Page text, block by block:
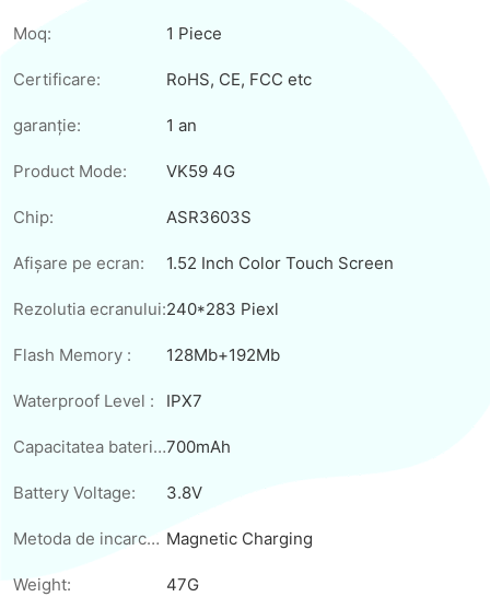
Moq: 1 Piece
Certificare: RoHS, CE, FCC etc
garanţie: 1 an
Product Mode: VK59 4G
Chip: ASR3603S
Afișare pe ecran: 1.52 Inch Color Touch Screen
Rezolutia ecranului:240*283 Piexl
Flash Memory : 128Mb+192Mb
Waterproof Level : IPX7
Capacitatea bateriei:700mAh
Battery Voltage: 3.8V
Metoda de incarcare: Magnetic Charging
Weight: 47G